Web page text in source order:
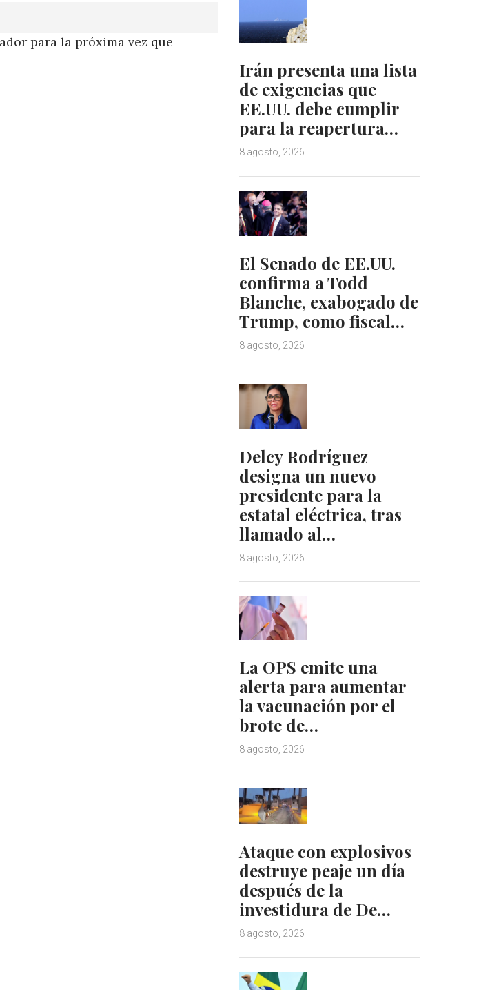
para la próxima vez que
Irán presenta una lista
de exigencias que
EE.UU. debe cumplir
para la reapertura…
8 agosto, 2026
El Senado de EE.UU.
confirma a Todd
Blanche, exabogado de
Trump, como fiscal…
8 agosto, 2026
Delcy Rodríguez
designa un nuevo
presidente para la
estatal eléctrica, tras
llamado al…
8 agosto, 2026
La OPS emite una
alerta para aumentar
la vacunación por el
brote de…
8 agosto, 2026
Ataque con explosivos
destruye peaje un día
después de la
investidura de De…
8 agosto, 2026